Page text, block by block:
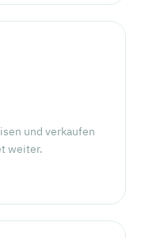
und verkaufen
weiter.